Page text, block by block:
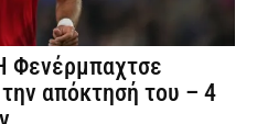
Φενέρμπαχτσε
την απόκτησή του – 4